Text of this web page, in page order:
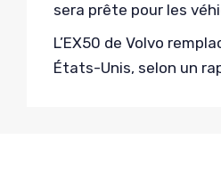
sera prête pour les
L’EX50 de Volvo
États-Unis, selon un